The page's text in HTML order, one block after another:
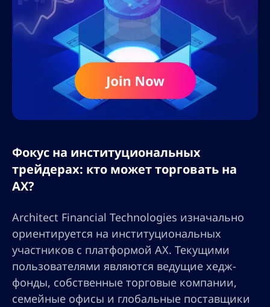
Фокус на институциональных
трейдерах: кто может торговать на
AX?
Architect Financial Technologies изначально
ориентируется на институциональных
участников с платформой AX. Текущими
пользователями являются ведущие хедж-
фонды, собственные торговые компании,
семейные офисы и глобальные поставщики